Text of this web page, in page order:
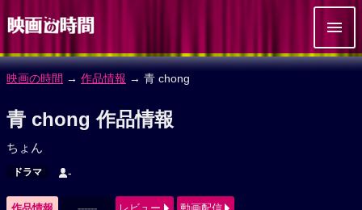
映画の時間 → 作品情報 → 青 chong
青 chong 作品情報
ちょん
ドラマ -